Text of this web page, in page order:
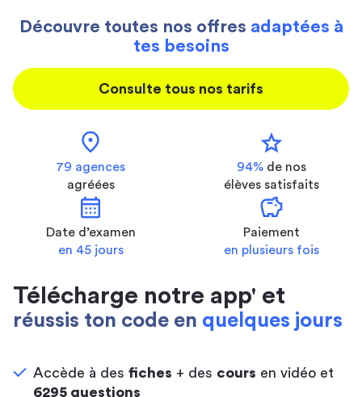
Découvre toutes nos offres adaptées à
tes besoins
Consulte tous nos tarifs
location_on
79 agences
agréées
star
94% de nos
élèves satisfaits
calendar_month
Date d’examen
en 45 jours
savings
Paiement
en plusieurs fois
Télécharge notre app' et
réussis ton code en quelques jours
Accède à des fiches + des cours en vidéo et
6295 questions